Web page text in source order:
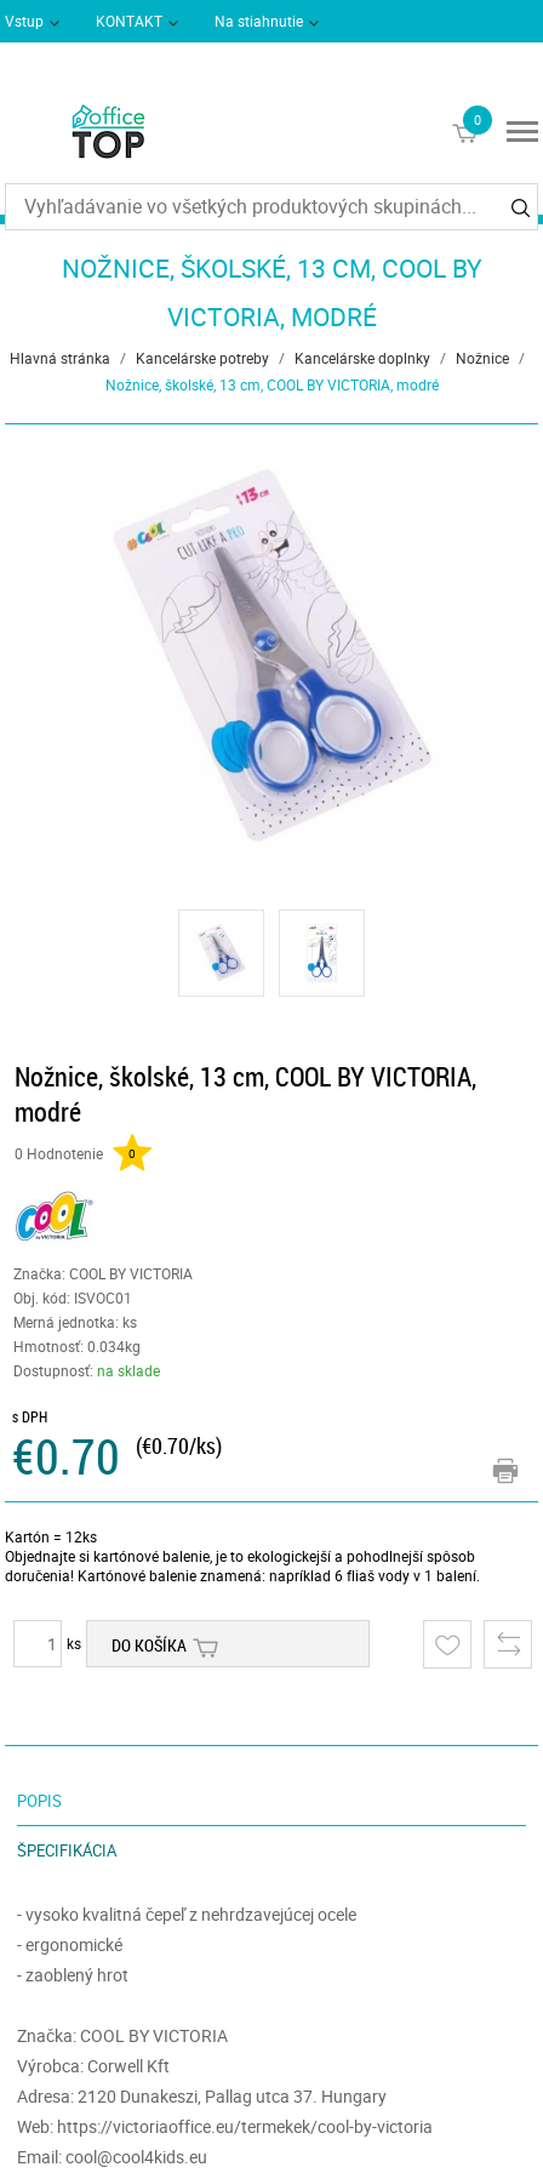
Vstup KONTAKT Na stiahnutie
0
€0
NOŽNICE, ŠKOLSKÉ, 13 CM, COOL BY
VICTORIA, MODRÉ
Hlavná stránka / Kancelárske potreby / Kancelárske doplnky / Nožnice /
Nožnice, školské, 13 cm, COOL BY VICTORIA, modré
Nožnice, školské, 13 cm, COOL BY VICTORIA,
modré
0 Hodnotenie 0
Značka: COOL BY VICTORIA
Obj. kód: ISVOC01
Merná jednotka: ks
Hmotnosť: 0.034kg
Dostupnosť:na sklade
s DPH
€0.70 (€0.70/ks)
Kartón = 12ks
Objednajte si kartónové balenie, je to ekologickejší a pohodlnejší spôsob
doručenia! Kartónové balenie znamená: napríklad 6 fliaš vody v 1 balení.
ks DO KOŠÍKA
POPIS
ŠPECIFIKÁCIA
- vysoko kvalitná čepeľ z nehrdzavejúcej ocele
- ergonomické
- zaoblený hrot
Značka: COOL BY VICTORIA
Výrobca: Corwell Kft
Adresa: 2120 Dunakeszi, Pallag utca 37. Hungary
Web: https://victoriaoffice.eu/termekek/cool-by-victoria
Email: cool@cool4kids.eu